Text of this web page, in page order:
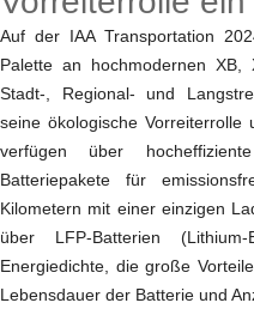
Auf der IAA Transportation
Palette an hochmodernen
Stadt-, Regional- und
seine ökologische
verfügen über
Batteriepakete für
Kilometern mit einer einzigen
über LFP-Batterien
Energiedichte, die große
Lebensdauer der Batterie und